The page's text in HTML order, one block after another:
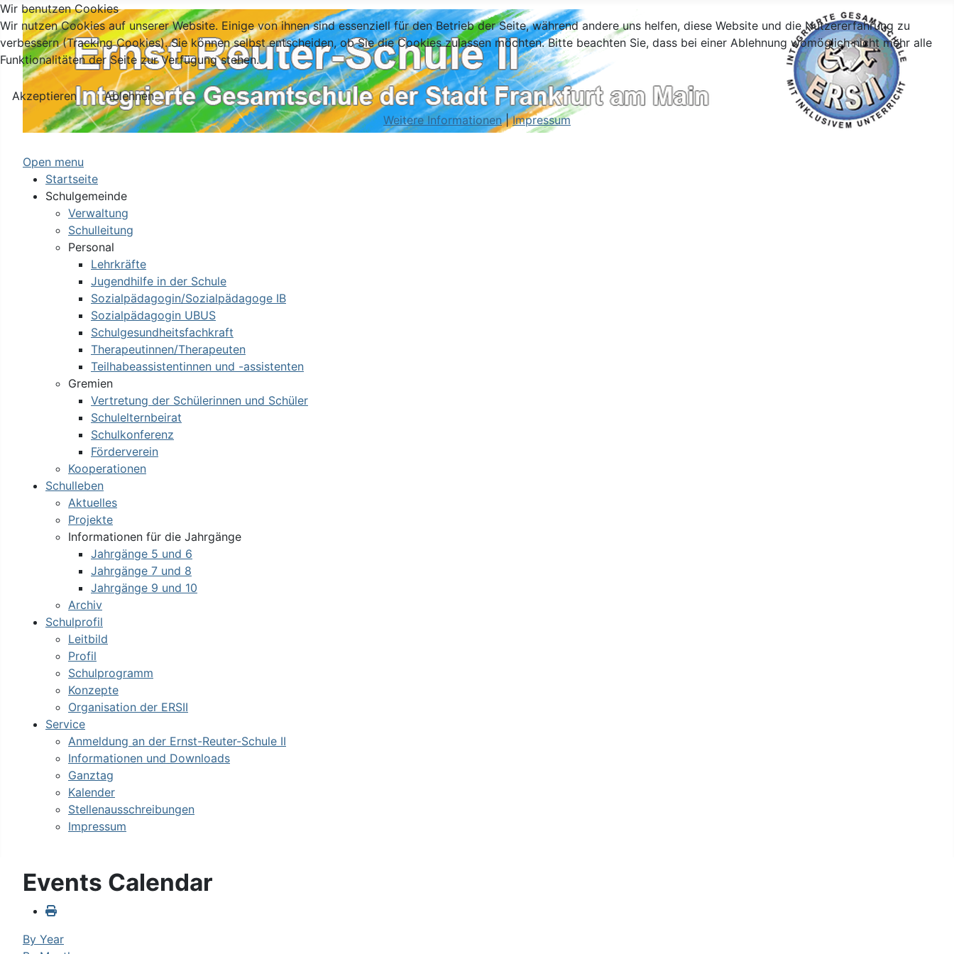
Open menu
Startseite
Schulgemeinde
Verwaltung
Schulleitung
Personal
Lehrkräfte
Jugendhilfe in der Schule
Sozialpädagogin/Sozialpädagoge IB
Sozialpädagogin UBUS
Schulgesundheitsfachkraft
Therapeutinnen/Therapeuten
Teilhabeassistentinnen und -assistenten
Gremien
Vertretung der Schülerinnen und Schüler
Schulelternbeirat
Schulkonferenz
Förderverein
Kooperationen
Schulleben
Aktuelles
Projekte
Informationen für die Jahrgänge
Jahrgänge 5 und 6
Jahrgänge 7 und 8
Jahrgänge 9 und 10
Archiv
Schulprofil
Leitbild
Profil
Schulprogramm
Konzepte
Organisation der ERSII
Service
Anmeldung an der Ernst-Reuter-Schule II
Informationen und Downloads
Ganztag
Kalender
Stellenausschreibungen
Impressum
Events Calendar
By Year
Wir benutzen Cookies
Wir nutzen Cookies auf unserer Website. Einige von ihnen sind essenziell für den Betrieb der Seite, während andere uns helfen, diese Website und die Nutzererfahrung zu
verbessern (Tracking Cookies). Sie können selbst entscheiden, ob Sie die Cookies zulassen möchten. Bitte beachten Sie, dass bei einer Ablehnung womöglich nicht mehr alle
Funktionalitäten der Seite zur Verfügung stehen.
Akzeptieren
Ablehnen
Weitere Informationen|Impressum